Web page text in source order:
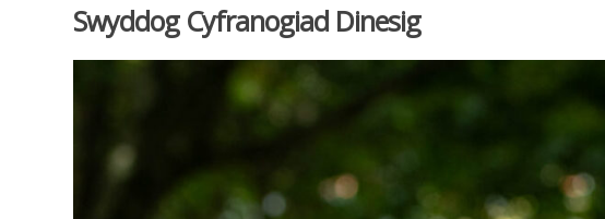
Swyddog Cyfranogiad Dinesig